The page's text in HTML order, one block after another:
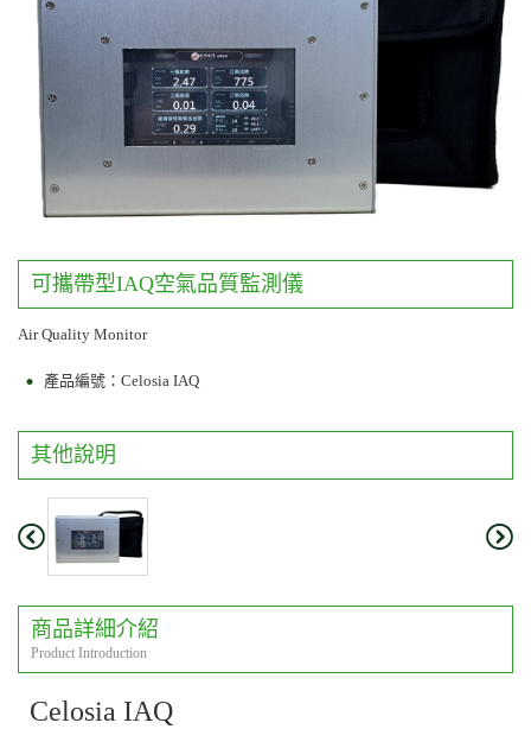
可攜帶型IAQ空氣品質監測儀
Air Quality Monitor
產品編號：Celosia IAQ
其他說明
商品詳細介紹
Product Introduction
Celosia IAQ